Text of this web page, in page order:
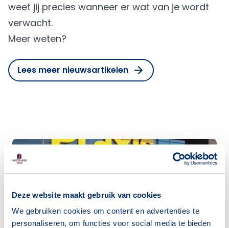
Deze website maakt gebruik van cookies
We gebruiken cookies om content en advertenties te
personaliseren, om functies voor social media te bieden
weet jij precies wanneer er wat van je wordt
verwacht.
Meer weten?
Lees meer nieuwsartikelen